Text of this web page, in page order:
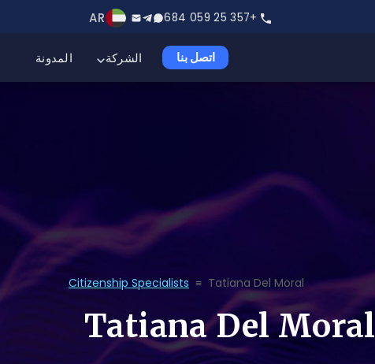
+357 25 059 684
AR
الشركة المدونة اتصل بنا
Citizenship Specialists ≡ Tatiana Del Moral
Tatiana Del Moral